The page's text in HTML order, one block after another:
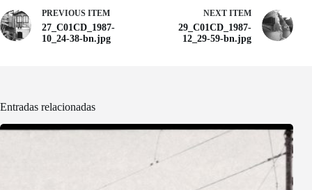
PREVIOUS ITEM
27_C01CD_1987-
10_24-38-bn.jpg
NEXT ITEM
29_C01CD_1987-
12_29-59-bn.jpg
Entradas relacionadas